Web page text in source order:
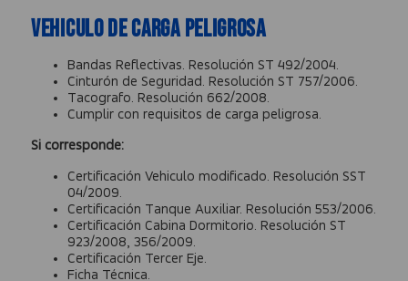
Vehiculo de Carga Peligrosa
Bandas Reflectivas. Resolución ST 492/2004.
Cinturón de Seguridad. Resolución ST 757/2006.
Tacografo. Resolución 662/2008.
Cumplir con requisitos de carga peligrosa.
Si corresponde:
Certificación Vehiculo modificado. Resolución SST
04/2009.
Certificación Tanque Auxiliar. Resolución 553/2006.
Certificación Cabina Dormitorio. Resolución ST
923/2008, 356/2009.
Certificación Tercer Eje.
Ficha Técnica.